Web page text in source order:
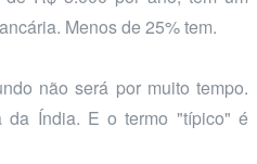
Menos de 25% tem.
não será por muito tempo.
da Índia. E o termo "típico" é